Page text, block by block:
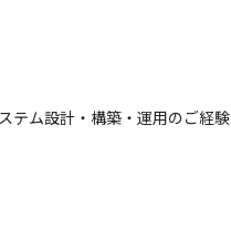
テム設計・構築・運用のご経験